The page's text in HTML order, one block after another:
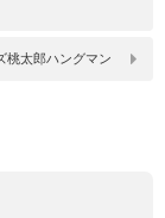
桃太郎ハングマン